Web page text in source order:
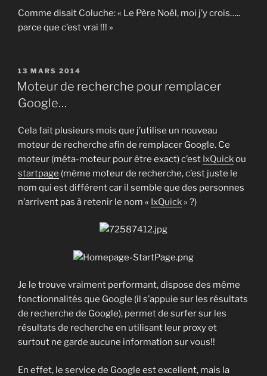
Comme disait Coluche: « Le Père Noël, moi j’y crois…..
parce que c’est vrai !!! »
PUBLIÉ
LE
13 MARS 2014
Moteur de recherche pour remplacer
Google…
Cela fait plusieurs mois que j’utilise un nouveau
moteur de recherche afin de remplacer Google. Ce
moteur (méta-moteur pour être exact) c’est IxQuickou
startpage (même moteur de recherche, c’est juste le
nom qui est différent car il semble que des personnes
n’arrivent pas à retenir le nom « IxQuick » ?)
Je le trouve vraiment performant, dispose des même
fonctionnalités que Google (il s’appuie sur les résultats
de recherche de Google), permet de surfer sur les
résultats de recherche en utilisant leur proxy et
surtout ne garde aucune information sur vous!!
En effet, le service de Google est excellent, mais la